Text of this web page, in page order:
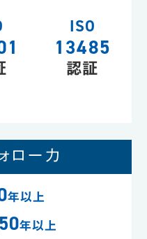
ISO
13485
認証
ロー力
年以上
50年以上